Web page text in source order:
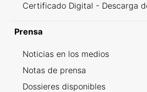
Certificado Digital - Descarga
Prensa
Noticias en los medios
Notas de prensa
Dossieres disponibles